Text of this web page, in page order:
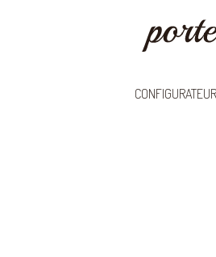
CONFIGURATEUR